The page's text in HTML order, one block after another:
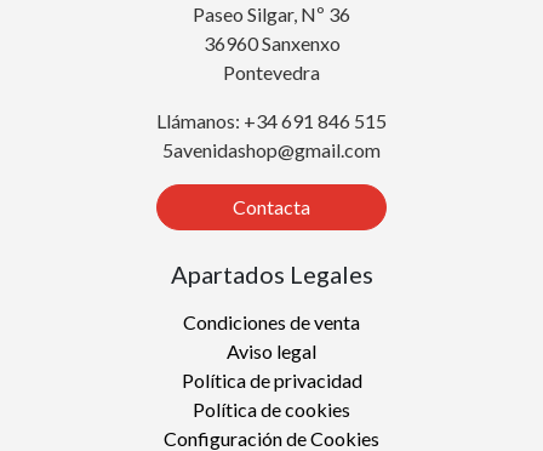
Paseo Silgar, Nº 36
36960 Sanxenxo
Pontevedra
Llámanos: +34 691 846 515
5avenidashop@gmail.com
Contacta
Apartados Legales
Condiciones de venta
Aviso legal
Política de privacidad
Política de cookies
Configuración de Cookies